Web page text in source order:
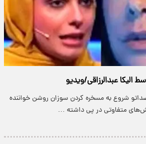
عبدالرزاقی/ویدیو
صداتو شروع به مسخره کردن سوزان روشن خواننده
متفاوتی در پی داشته …